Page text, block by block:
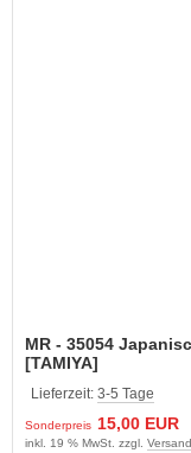
MR - 35054
[TAMIYA]
Lieferzeit: 3-5 Tage
Sonderpreis 15,00 EUR
inkl. 19 % MwSt. zzgl.